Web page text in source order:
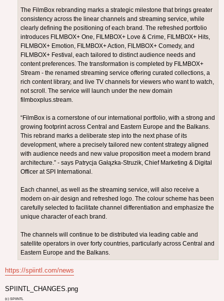
The FilmBox rebranding marks a strategic milestone that brings greater
consistency across the linear channels and streaming service, while
clearly defining the positioning of each brand. The refreshed portfolio
introduces FILMBOX+ One, FILMBOX+ Love & Crime, FILMBOX+ Hits,
FILMBOX+ Emotion, FILMBOX+ Action, FILMBOX+ Comedy, and
FILMBOX+ Festival, each tailored to distinct audience needs and
content preferences. The transformation is completed by FILMBOX+
Stream - the renamed streaming service offering curated collections, a
rich content library, and live TV channels for viewers who want to watch,
not scroll. The service will launch under the new domain
filmboxplus.stream.
“FilmBox is a cornerstone of our international portfolio, with a strong and
growing footprint across Central and Eastern Europe and the Balkans.
This rebrand marks a deliberate step into the next phase of its
development, where a precisely tailored new content strategy aligned
with audience needs and new value proposition meet a modern brand
architecture.” - says Patrycja Gałązka‑Struzik, Chief Marketing & Digital
Officer at SPI International.
Each channel, as well as the streaming service, will also receive a
modern on‑air design and refreshed logo. The colour scheme has been
carefully selected to facilitate channel differentiation and emphasize the
unique character of each brand.
The channels will continue to be distributed via leading cable and
satellite operators in over forty countries, particularly across Central and
Eastern Europe and the Balkans.
https://spiintl.com/news
SPIINTL_CHANGES.png
(c) SPIINTL